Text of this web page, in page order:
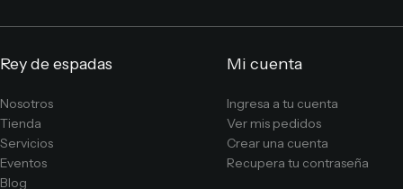
Rey de espadas
Nosotros
Tienda
Servicios
Eventos
Blog
Mi cuenta
Ingresa a tu cuenta
Ver mis pedidos
Crear una cuenta
Recupera tu contraseña